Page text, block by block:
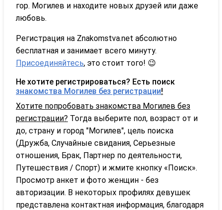
гор. Могилев и находите новых друзей или даже
любовь.
Регистрация на Znakomstva.net абсолютно
бесплатная и занимает всего минуту.
Присоединяйтесь, это стоит того! 😉
Не хотите регистрироваться? Есть поиск
знакомства Могилев без регистрации!
Хотите попробовать знакомства Могилев без
регистрации? Тогда выберите пол, возраст от и
до, страну и город "Могилев", цель поиска
(Дружба, Случайные свидания, Серьезные
отношения, Брак, Партнер по деятельности,
Путешествия / Спорт) и жмите кнопку «Поиск».
Просмотр анкет и фото женщин - без
авторизации. В некоторых профилях девушек
представлена контактная информация, благодаря